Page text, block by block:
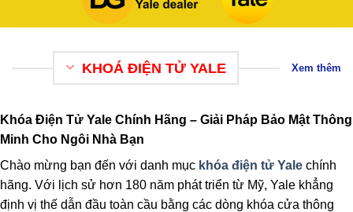
KHOÁ ĐIỆN TỬ YALE Xem thêm
Khóa Điện Tử Yale Chính Hãng – Giải Pháp Bảo Mật Thông
Minh Cho Ngôi Nhà Bạn
Chào mừng bạn đến với danh mục khóa điện tử Yale chính
hãng. Với lịch sử hơn 180 năm phát triển từ Mỹ, Yale khẳng
định vị thế dẫn đầu toàn cầu bằng các dòng khóa cửa thông